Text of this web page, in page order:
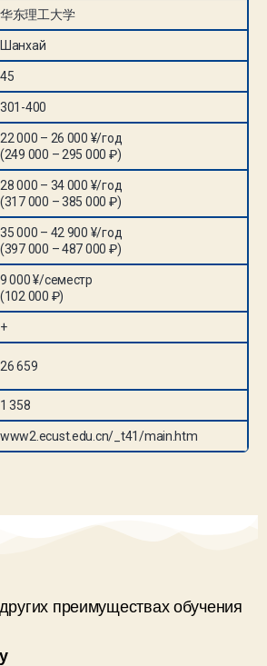
华东理工大学
Шанхай
45
301-400
22 000 – 26 000 ¥/год
(249 000 – 295 000 ₽)
28 000 – 34 000 ¥/год
(317 000 – 385 000 ₽)
35 000 – 42 900 ¥/год
(397 000 – 487 000 ₽)
9 000 ¥/семестр
(102 000 ₽)
+
26 659
1 358
www2.ecust.edu.cn/_t41/main.htm
преимуществах обучения